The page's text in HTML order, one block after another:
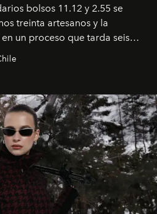
bolsos 11.12 y 2.55 se
treinta artesanos y la
un proceso que tarda seis
en la escuela de formación de